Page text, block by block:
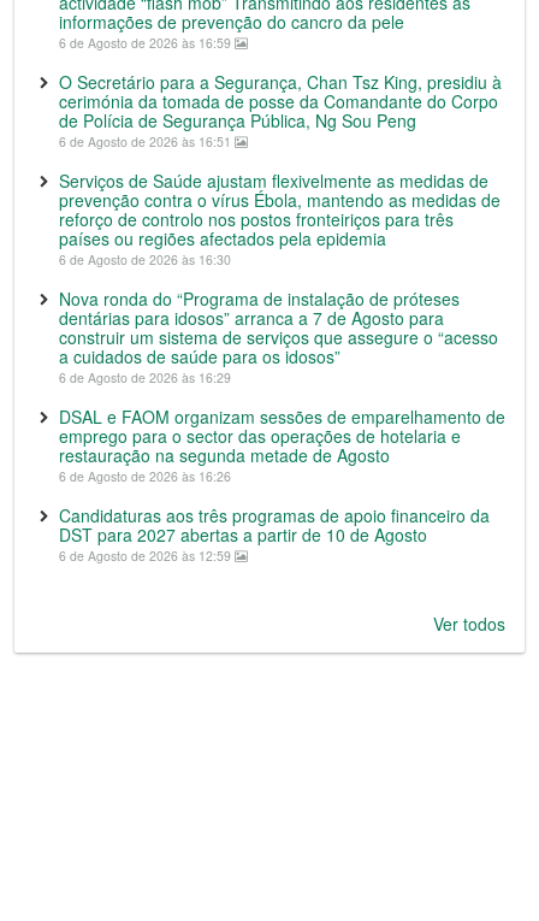
informações de prevenção do cancro da pele
6 de Agosto de 2026 às 16:59
O Secretário para a Segurança, Chan Tsz King, presidiu à
cerimónia da tomada de posse da Comandante do Corpo
de Polícia de Segurança Pública, Ng Sou Peng
6 de Agosto de 2026 às 16:51
Serviços de Saúde ajustam flexivelmente as medidas de
prevenção contra o vírus Ébola, mantendo as medidas de
reforço de controlo nos postos fronteiriços para três
países ou regiões afectados pela epidemia
6 de Agosto de 2026 às 16:30
Nova ronda do “Programa de instalação de próteses
dentárias para idosos” arranca a 7 de Agosto para
construir um sistema de serviços que assegure o “acesso
a cuidados de saúde para os idosos”
6 de Agosto de 2026 às 16:29
DSAL e FAOM organizam sessões de emparelhamento de
emprego para o sector das operações de hotelaria e
restauração na segunda metade de Agosto
6 de Agosto de 2026 às 16:26
Candidaturas aos três programas de apoio financeiro da
DST para 2027 abertas a partir de 10 de Agosto
6 de Agosto de 2026 às 12:59
Ver todos